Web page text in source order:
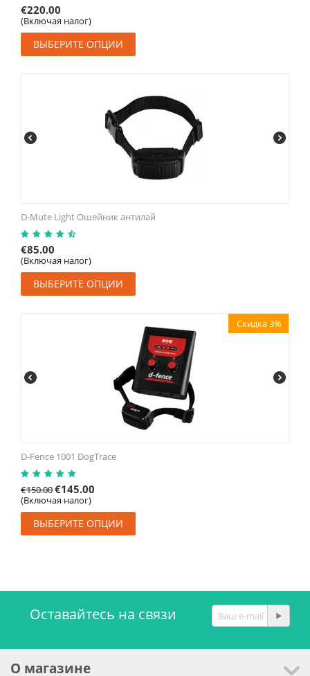
€220.00
(Включая налог)
ВЫБЕРИТЕ ОПЦИИ
D-Mute Light Ошейник антилай
€85.00
(Включая налог)
ВЫБЕРИТЕ ОПЦИИ
Скидка 3%
D-Fence 1001 DogTrace
€150.00€145.00
(Включая налог)
ВЫБЕРИТЕ ОПЦИИ
Оставайтесь на связи
О магазине